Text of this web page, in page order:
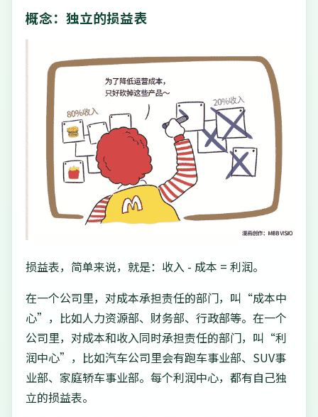
概念：独立的损益表
损益表，简单来说，就是：收入 - 成本 = 利润。
在一个公司里，对成本承担责任的部门，叫“成本中
心”，比如人力资源部、财务部、行政部等。在一个
公司里，对成本和收入同时承担责任的部门，叫“利
润中心”，比如汽车公司里会有跑车事业部、SUV事
业部、家庭轿车事业部。每个利润中心，都有自己独
立的损益表。